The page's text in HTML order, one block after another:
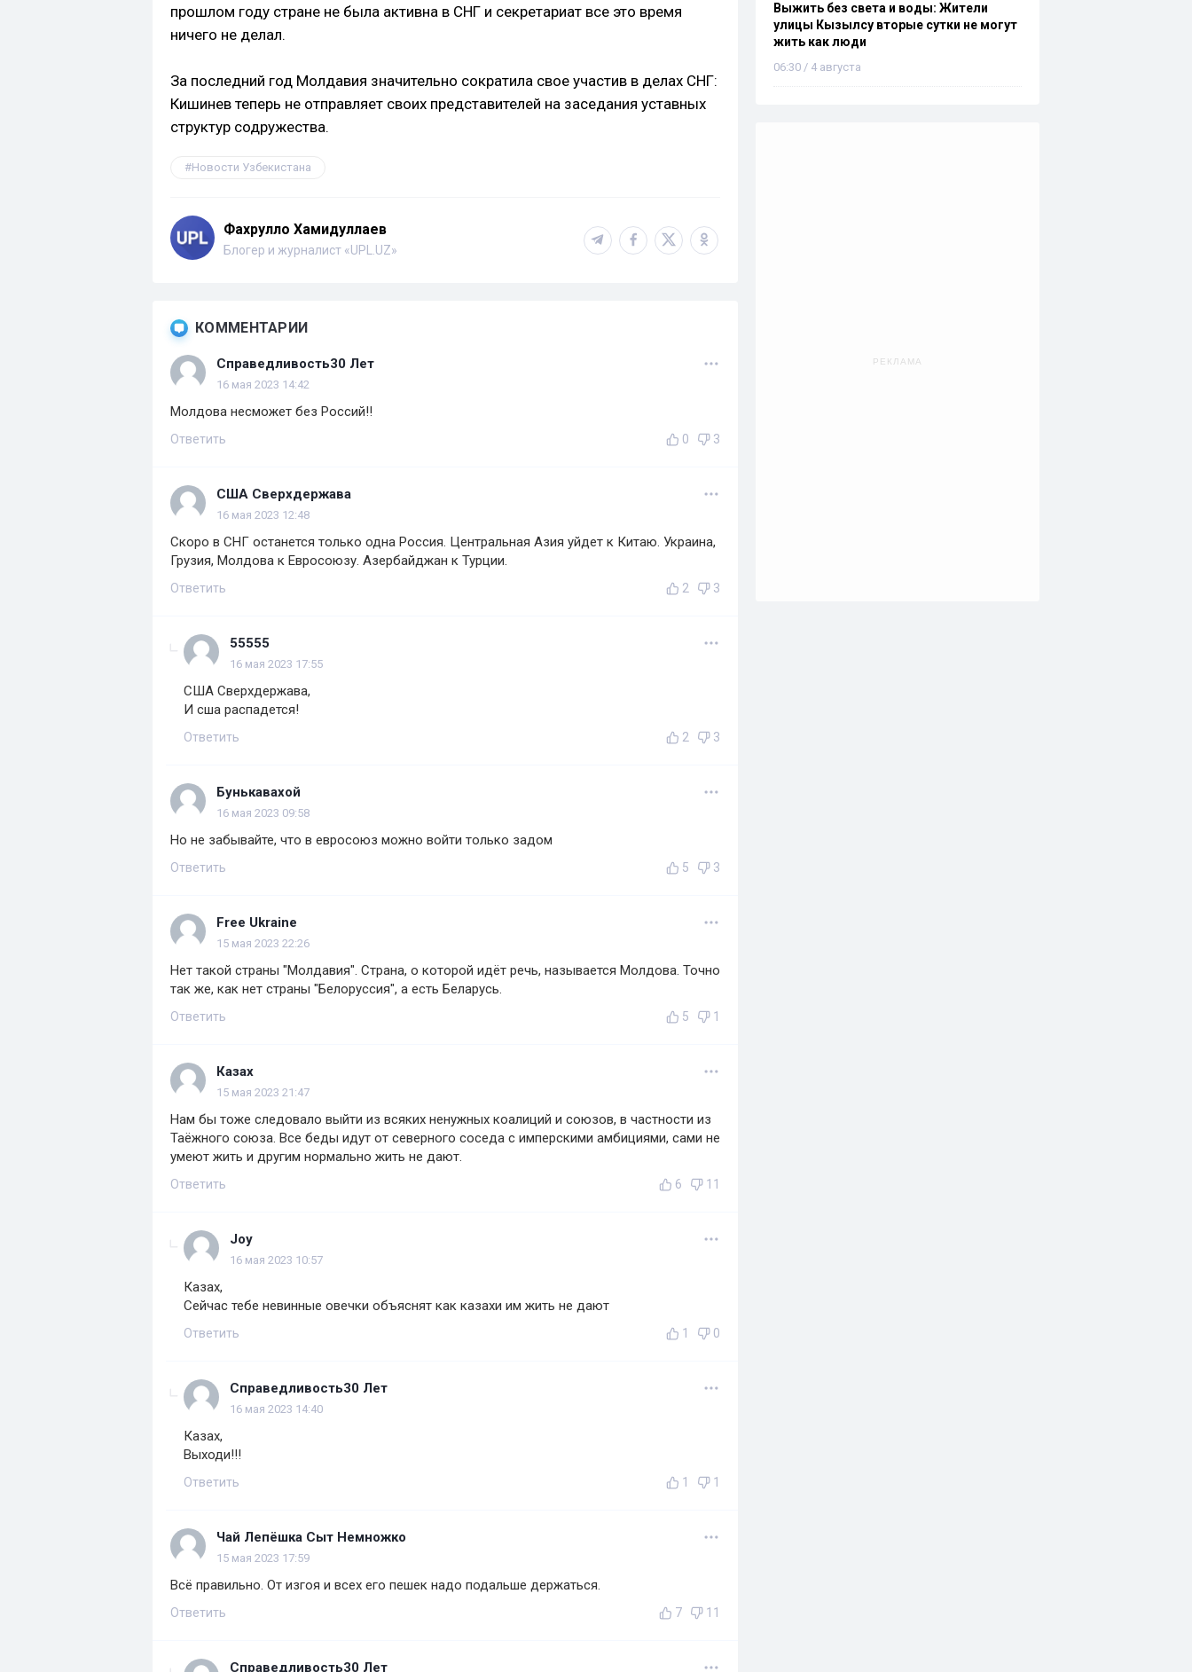
прошлом году стране не была активна в СНГ и секретариат все это время
ничего не делал.
За последний год Молдавия значительно сократила свое участив в делах СНГ:
Кишинев теперь не отправляет своих представителей на заседания уставных
структур содружества.
Новости Узбекистана
Фахрулло Хамидуллаев
Блогер и журналист «UPL.UZ»
КОММЕНТАРИИ
Справедливость30 Лет
16 мая 2023 14:42
Молдова несможет без Россий!!
Ответить 0 3
США Сверхдержава
16 мая 2023 12:48
Скоро в СНГ останется только одна Россия. Центральная Азия уйдет к Китаю. Украина,
Грузия, Молдова к Евросоюзу. Азербайджан к Турции.
Ответить 2 3
55555
16 мая 2023 17:55
США Сверхдержава,
И сша распадется!
Ответить 2 3
Бунькавахой
16 мая 2023 09:58
Но не забывайте, что в евросоюз можно войти только задом
Ответить 5 3
Free Ukraine
15 мая 2023 22:26
Нет такой страны "Молдавия". Страна, о которой идёт речь, называется Молдова. Точно
так же, как нет страны "Белоруссия", а есть Беларусь.
Ответить 5 1
Казах
15 мая 2023 21:47
Нам бы тоже следовало выйти из всяких ненужных коалиций и союзов, в частности из
Таёжного союза. Все беды идут от северного соседа с имперскими амбициями, сами не
умеют жить и другим нормально жить не дают.
Ответить 6 11
Joy
16 мая 2023 10:57
Казах,
Сейчас тебе невинные овечки объяснят как казахи им жить не дают
Ответить 1 0
Справедливость30 Лет
16 мая 2023 14:40
Казах,
Выходи!!!
Ответить 1 1
Чай Лепёшка Сыт Немножко
15 мая 2023 17:59
Всё правильно. От изгоя и всех его пешек надо подальше держаться.
Ответить 7 11
Справедливость30 Лет
Выжить без света и воды: Жители
улицы Кызылсу вторые сутки не могут
жить как люди
06:30 / 4 августа